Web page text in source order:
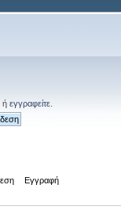
ή εγγραφείτε
Εγγραφή